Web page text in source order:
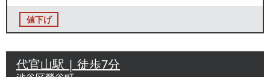
値下げ
代官山駅 | 徒歩7分